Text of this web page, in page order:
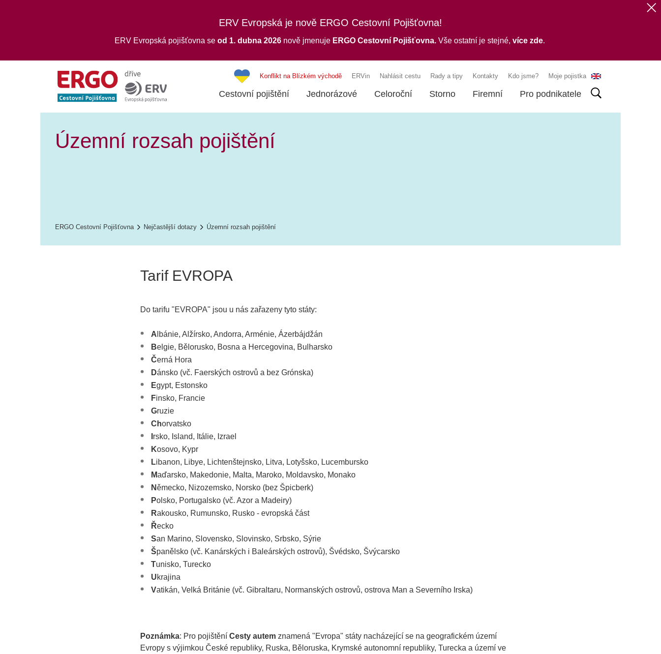
ERV Evropská je nově ERGO Cestovní Pojišťovna!
ERV Evropská pojišťovna se od 1. dubna 2026 nově jmenuje ERGO Cestovní Pojišťovna.Vše ostatní je stejné, více zde.
Konflikt na Blízkém východě ERVin Nahlásit cestu Rady a tipy Kontakty Kdo jsme? Moje pojistka
Cestovní pojištění Jednorázové Celoroční Storno Firemní Pro podnikatele
Územní rozsah pojištění
ERGO Cestovní Pojišťovna Nejčastější dotazy Územní rozsah pojištění
Tarif EVROPA
Do tarifu "EVROPA" jsou u nás zařazeny tyto státy:
A lbánie, Alžírsko, Andorra, Arménie, Ázerbájdžán
Belgie, Bělorusko, Bosna a Hercegovina, Bulharsko
Černá Hora
Dánsko (vč. Faerských ostrovů a bez Grónska)
Egypt, Estonsko
Finsko, Francie
Gruzie
Chorvatsko
rsko, Island, Itálie, Izrael
Kosovo, Kypr
Libanon, Libye, Lichtenštejnsko, Litva, Lotyšsko, Lucembursko
Maďarsko, Makedonie, Malta, Maroko, Moldavsko, Monako
Německo, Nizozemsko, Norsko (bez Špicberk)
Polsko, Portugalsko (vč. Azor a Madeiry)
Rakousko, Rumunsko, Rusko - evropská část
Řecko
San Marino, Slovensko, Slovinsko, Srbsko, Sýrie
Španělsko (vč. Kanárských i Baleárských ostrovů), Švédsko, Švýcarsko
Tunisko, Turecko
Ukrajina
Vatikán, Velká Británie (vč. Gibraltaru, Normanských ostrovů, ostrova Man a Severního Irska)
Poznámka: Pro pojištění Cesty autemznamená "Evropa" státy nacházející se na geografickém území
Evropy s výjimkou České republiky, Ruska, Běloruska, Krymské autonomní republiky, Turecka a území ve